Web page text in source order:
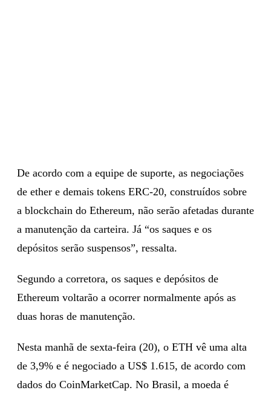
De acordo com a equipe de suporte, as negociações
de ether e demais tokens ERC-20, construídos sobre
a blockchain do Ethereum, não serão afetadas durante
a manutenção da carteira. Já “os saques e os
depósitos serão suspensos”, ressalta.
Segundo a corretora, os saques e depósitos de
Ethereum voltarão a ocorrer normalmente após as
duas horas de manutenção.
Nesta manhã de sexta-feira (20), o ETH vê uma alta
de 3,9% e é negociado a US$ 1.615, de acordo com
dados do CoinMarketCap. No Brasil, a moeda é